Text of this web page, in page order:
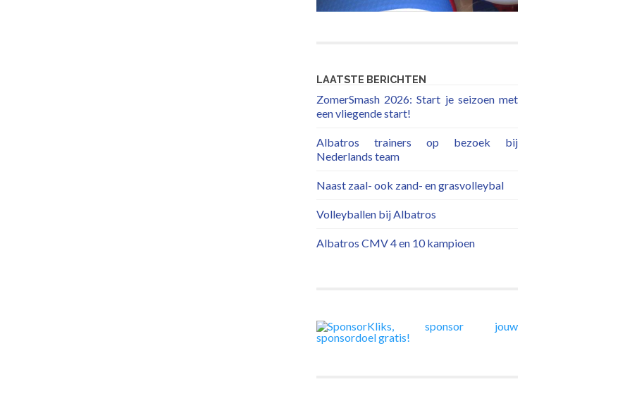
LAATSTE BERICHTEN
ZomerSmash 2026: Start je seizoen met
een vliegende start!
Albatros trainers op bezoek bij
Nederlands team
Naast zaal- ook zand- en grasvolleybal
Volleyballen bij Albatros
Albatros CMV 4 en 10 kampioen